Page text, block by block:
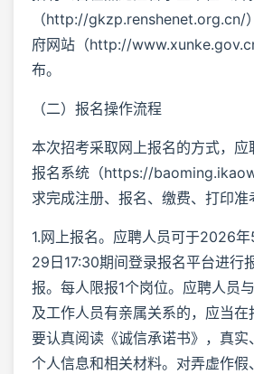
（http://gkzp.renshenet.org.cn/
府网站（http://
布。
（二）报名操作流程
本次招考采取网上报名的方式，
报名系统（https://
求完成注册、报名、缴费、打印准
1.网上报名。应聘人员可于2026
29日17:30期间登录报名平台进行
报。每人限报1个岗位。应聘人员
及工作人员有亲属关系的，应当在
要认真阅读《诚信承诺书》，真实
个人信息和相关材料。对弄虚作